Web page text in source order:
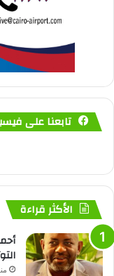
تابعنا على
الأكثر قراءة